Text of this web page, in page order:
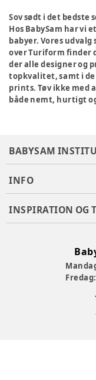
Sov sødt i det bedste
Hos BabySam har vi
babyer. Vores
over Turiform finder
der alle designer og
topkvalitet, samt i de
prints. Tøv ikke med
både nemt, hurtigt
BABYSAM
INFO
INSPIRATION OG